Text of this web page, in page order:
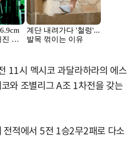
11시 멕시코 과달라하라의 에스
와 조별리그 A조 1차전을 갖는
전적에서 5전 1승2무2패로 다소